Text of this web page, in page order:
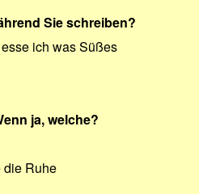
Sie schreiben?
ich was Süßes
ja, welche?
die Ruhe